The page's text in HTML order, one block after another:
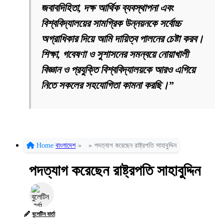
জবাবদিহিতা, দক্ষ আর্থিক ব্যবস্থাপনা এবং
বিশ্ববিদ্যালয়ের সামগ্রিক উন্নয়নকে সর্বোচ্চ
অগ্রাধিকার দিয়ে আমি দায়িত্ব পালনের চেষ্টা করব।
শিক্ষা, গবেষণা ও সুশাসনের সমন্বয়ে নোয়াখালী
বিজ্ঞান ও প্রযুক্তি বিশ্ববিদ্যালয়কে আরও এগিয়ে
নিতে সকলের সহযোগিতা কামনা করছি।”
Home বাংলাদেশ » » পদত্যাগ করেছেন রাষ্ট্রপতি সাহাবুদ্দিন
পদত্যাগ করেছেন রাষ্ট্রপতি সাহাবুদ্দিন
বুলেটিন বার্তা